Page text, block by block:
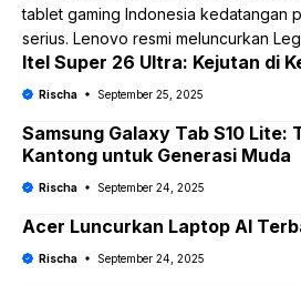
tablet gaming Indonesia kedatangan
serius. Lenovo resmi meluncurkan
Itel Super 26 Ultra: Kejutan di
Rischa September 25, 2025
Samsung Galaxy Tab S10 Lite:
Kantong untuk Generasi Muda
Rischa September 24, 2025
Acer Luncurkan Laptop AI
Rischa September 24, 2025